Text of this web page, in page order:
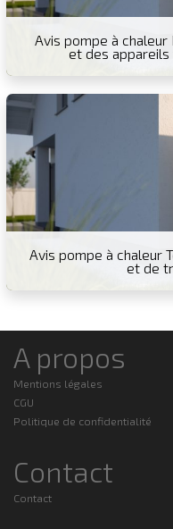
Avis pompe à chaleur
et des
Avis pompe à chaleur
et de
A propos
Mentions légales
CGU
Politique de confidentialité
Contact
Contact